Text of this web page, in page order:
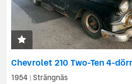
1954 Strängnäs